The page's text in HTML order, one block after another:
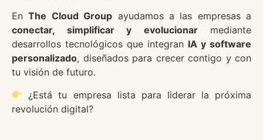
EnThe Cloud Group ayudamos a las empresas a
conectar, simplificar y evolucionarmediante
desarrollos tecnológicos que integran IA y software
personalizado, diseñados para crecer contigo y con
tu visión de futuro.
¿Está tu empresa lista para liderar la próxima
revolución digital?